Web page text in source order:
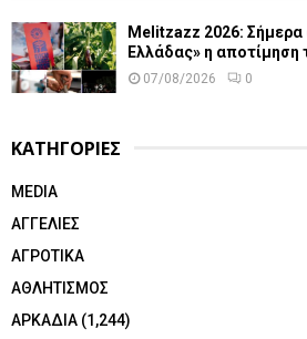
Melitzazz 2026:
Ελλάδας» η αποτίμηση
07/08/2026 0
ΚΑΤΗΓΟΡΙΕΣ
MEDIA
ΑΓΓΕΛΙΕΣ
ΑΓΡΟΤΙΚΑ
ΑΘΛΗΤΙΣΜΟΣ
ΑΡΚΑΔΙΑ (1,244)